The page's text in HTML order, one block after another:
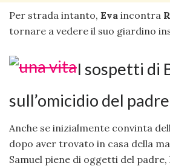
Per strada intanto, Eva incontra
tornare a vedere il suo giardino
I sospetti di
sull’omicidio del padre
Anche se inizialmente convinta
dopo aver trovato in casa della
Samuel piene di oggetti del padre,